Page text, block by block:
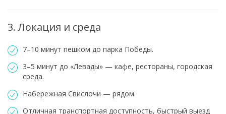
3. Локация и среда
7–10 минут пешком до парка Победы.
3–5 минут до «Левады» — кафе, рестораны, городская
среда.
Набережная Свислочи — рядом.
Отличная транспортная доступность, быстрый выезд